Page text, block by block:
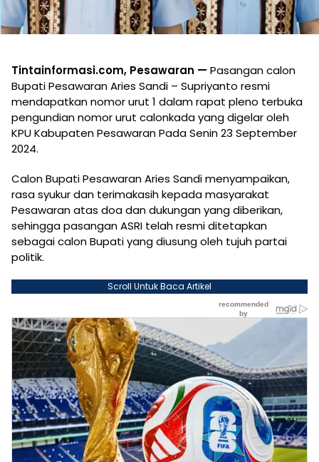
Tintainformasi.com, Pesawaran — Pasangan calon
Bupati Pesawaran Aries Sandi – Supriyanto resmi
mendapatkan nomor urut 1 dalam rapat pleno terbuka
pengundian nomor urut calonkada yang digelar oleh
KPU Kabupaten Pesawaran Pada Senin 23 September
2024.
Calon Bupati Pesawaran Aries Sandi menyampaikan,
rasa syukur dan terimakasih kepada masyarakat
Pesawaran atas doa dan dukungan yang diberikan,
sehingga pasangan ASRI telah resmi ditetapkan
sebagai calon Bupati yang diusung oleh tujuh partai
politik.
Scroll Untuk Baca Artikel